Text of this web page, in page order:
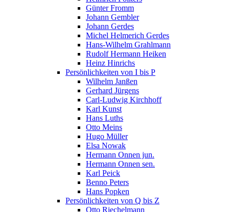
Günter Fromm
Johann Gembler
Johann Gerdes
Michel Helmerich Gerdes
Hans-Wilhelm Grahlmann
Rudolf Hermann Heiken
Heinz Hinrichs
Persönlichkeiten von I bis P
Wilhelm Janßen
Gerhard Jürgens
Carl-Ludwig Kirchhoff
Karl Kunst
Hans Luths
Otto Meins
Hugo Müller
Elsa Nowak
Hermann Onnen jun.
Hermann Onnen sen.
Karl Peick
Benno Peters
Hans Popken
Persönlichkeiten von Q bis Z
Otto Riechelmann